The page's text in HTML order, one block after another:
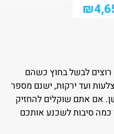
₪
רוצים לבשל בחוץ כשהם
ועד ירקות, ישנם מספר
אם אתם שוקלים להחזיק
סיבות לשכנע אותכם